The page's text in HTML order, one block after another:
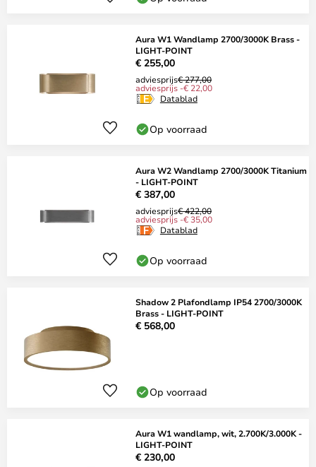
Aura W1 Wandlamp 2700/3000K Brass -
LIGHT-POINT
€ 255,00
adviesprijs€ 277,00
adviesprijs -€ 22,00
Datablad
Op voorraad
Aura W2 Wandlamp 2700/3000K Titanium
- LIGHT-POINT
€ 387,00
adviesprijs€ 422,00
adviesprijs -€ 35,00
Datablad
Op voorraad
Shadow 2 Plafondlamp IP54 2700/3000K
Brass - LIGHT-POINT
€ 568,00
Op voorraad
Aura W1 wandlamp, wit, 2.700K/3.000K -
LIGHT-POINT
€ 230,00